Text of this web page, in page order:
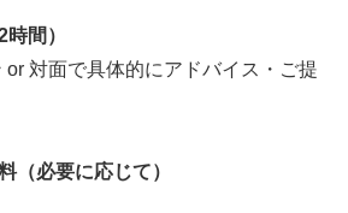
間）
対面で具体的にアドバイス・ご提
（必要に応じて）